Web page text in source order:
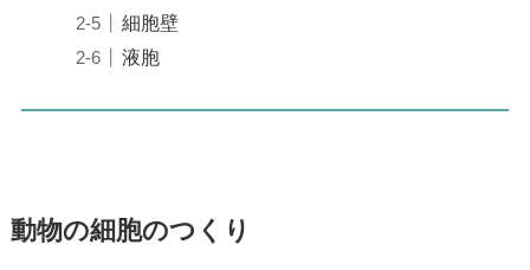
細胞壁
液胞
動物の細胞のつくり